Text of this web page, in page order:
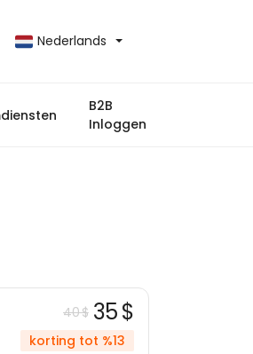
Nederlands
B2B
Inloggen
40 $ 35 $
korting tot %13